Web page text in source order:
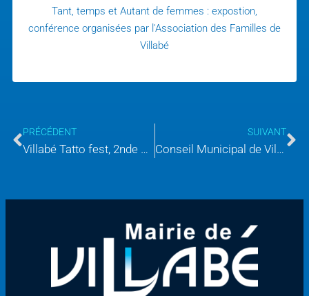
Tant, temps et Autant de femmes : expostion,
conférence organisées par l'Association des Familles de
Villabé
PRÉCÉDENT
Villabé Tatto fest, 2nde édition à Villabé
SUIVANT
Conseil Municipal de Villabé du 10 mars 2023